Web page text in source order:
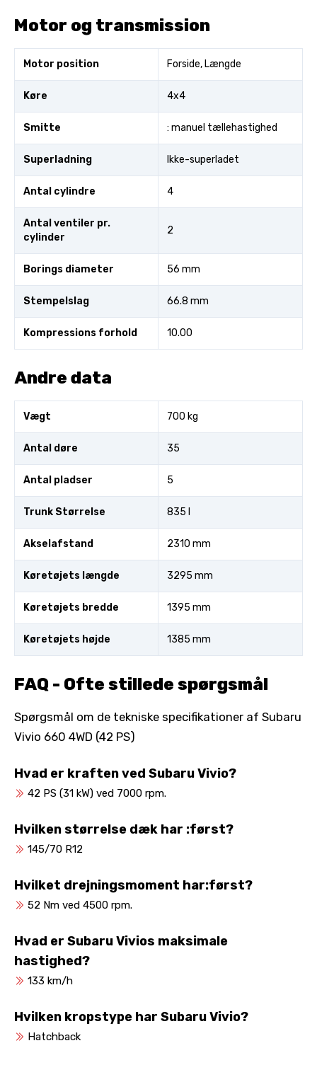
Motor og transmission
Motor position Forside, Længde
Køre 4x4
Smitte : manuel tællehastighed
Superladning Ikke-superladet
Antal cylindre 4
Antal ventiler pr.
cylinder
2
Borings diameter 56 mm
Stempelslag 66.8 mm
Kompressions forhold 10.00
Andre data
Vægt 700 kg
Antal døre 35
Antal pladser 5
Trunk Størrelse 835 l
Akselafstand 2310 mm
Køretøjets længde 3295 mm
Køretøjets bredde 1395 mm
Køretøjets højde 1385 mm
FAQ - Ofte stillede spørgsmål
Spørgsmål om de tekniske specifikationer af Subaru
Vivio 660 4WD (42 PS)
Hvad er kraften ved Subaru Vivio?
42 PS (31 kW) ved 7000 rpm.
Hvilken størrelse dæk har :først?
145/70 R12
Hvilket drejningsmoment har:først?
52 Nm ved 4500 rpm.
Hvad er Subaru Vivios maksimale
hastighed?
133 km/h
Hvilken kropstype har Subaru Vivio?
Hatchback